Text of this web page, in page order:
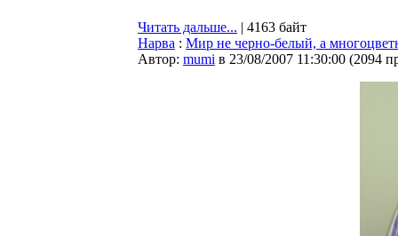
Читать дальше... | 4163 байт
Нарва : Мир не черно-белый, а
Автор: mumi в 23/08/2007 11:30:00 (2094